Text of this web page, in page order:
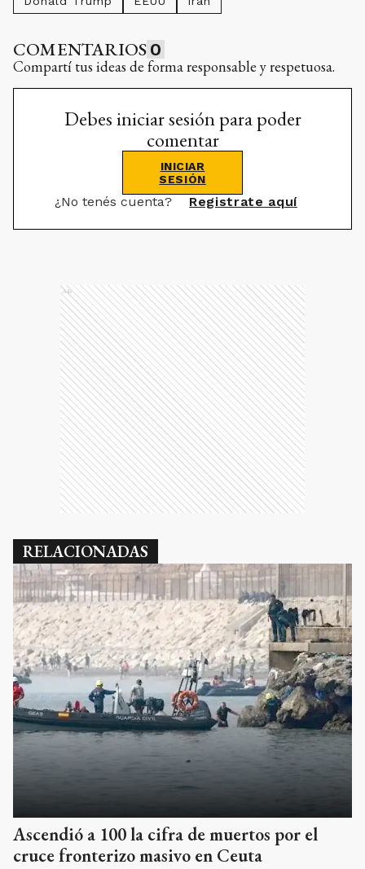
COMENTARIOS 0
Compartí tus ideas de forma responsable y respetuosa.
Debes iniciar sesión para poder
comentar
INICIAR
SESIÓN
¿No tenés cuenta? Registrate aquí
Ads
RELACIONADAS
Ascendió a 100 la cifra de muertos por el
cruce fronterizo masivo en Ceuta